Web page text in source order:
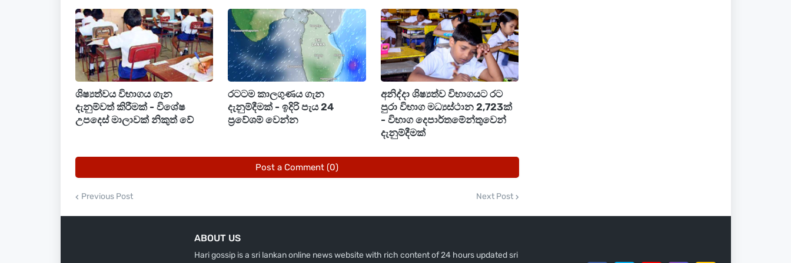
රුපියල් 255 ක් වැනි මට්ටමක පවතී.
ශිෂ්‍යත්වය විභාගය ගැන
දැනුම්වත් කිරීමක් - විශේෂ
උපදෙස් මාලාවක් නිකුත් වේ
රටටම කාලගුණය ගැන
දැනුම්දීමක් - ඉදිරි පැය 24
ප්‍රවේශම් වෙන්න
අනිද්දා ශිෂ්‍යත්ව විභාගයට රට
පුරා විභාග මධ්‍යස්ථාන 2,723ක්
- විභාග දෙපාර්තමේන්තුවෙන්
දැනුම්දීමක්
Post a Comment (0)
Previous Post Next Post
ABOUT US
Hari gossip is a sri lankan online news website with rich content of 24 hours updated sri